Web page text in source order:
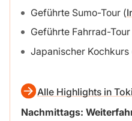
Geführte Sumo-Tour (
Geführte Fahrrad-
Japanischer Kochkurs
Alle Highlights in
Nachmittags: